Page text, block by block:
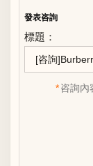
發表咨詢
標題：
*咨詢內